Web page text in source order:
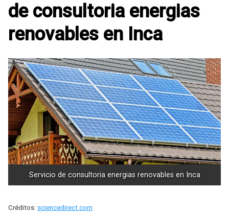
de consultoria energias
renovables en Inca
Servicio de consultoria energias renovables en Inca
Créditos: sciencedirect.com